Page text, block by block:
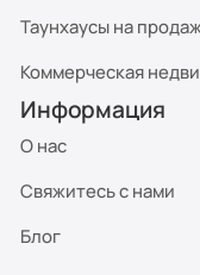
Таунхаусы на
Коммерческая
Информация
О нас
Свяжитесь с нами
Блог